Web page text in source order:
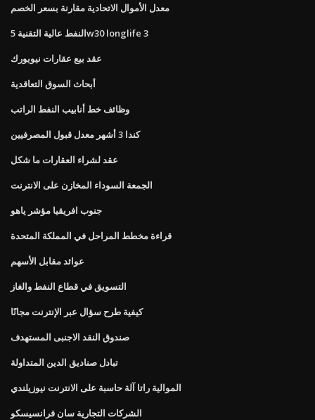
معدل الأموال الاتحادية مقارنة بسعر الخصم
النفط عالية التقنية 5w30 longlife 3
عقد بيع عقارات نيويورك
أبحاث السوق التعاقدية
وظائف خط أنابيب النفط الراتب
كندا 3 أشهر معدل قبول المصرفيين
عقد لشراء العقارات ما شكل
الجمعة السوداء المخازن على الانترنت
جنوب افريقيا مؤشر ياهو
قراءة مخطط المراحل في المملكة المتحدة
عوائد مقابل الأسهم
التسويق في قطاع النفط والغاز
كيفية طرح سؤال عبر الإنترنت مجانًا
صندوق النقد الاجنبى المستهدف
تبادل صناديق الدين المتداولة
الموالية راتا آلة حاسبة على الانترنت نيوزيلندي
الشركات التجارية سان فرانسيسكو